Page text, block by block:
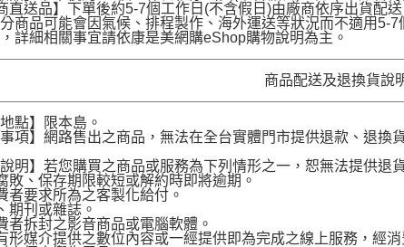
直送品】下單後約5-7個工作日(不含假日)由廠商依序出貨配
商品可能會因氣候、排程製作、海外運送等狀況而不適用5-
詳細相關事宜請依康是美網購eShop購物說明為主。
商品配送及退換貨說
點】限本島。
項】網路售出之商品，無法在全台實體門市提供退款、退換
明】若您購買之商品或服務為下列情形之一，恕無法提供退
敗、保存期限較短或解約時即將逾期。
者要求所為之客製化給付。
期刊或雜誌。
者拆封之影音商品或電腦軟體。
形媒介提供之數位內容或一經提供即為完成之線上服務，經消